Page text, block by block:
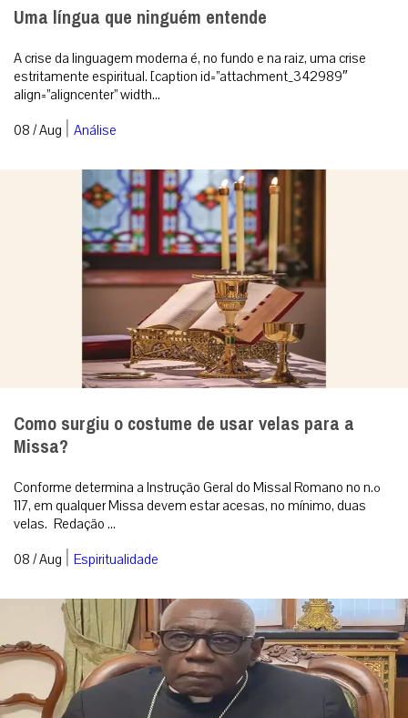
Uma língua que ninguém entende
A crise da linguagem moderna é, no fundo e na raiz, uma crise
estritamente espiritual. [caption id=”attachment_342989″
align=”aligncenter” width...
08 / Aug | Análise
Como surgiu o costume de usar velas para a
Missa?
Conforme determina a Instrução Geral do Missal Romano no n.º
117, em qualquer Missa devem estar acesas, no mínimo, duas
velas. Redação ...
08 / Aug | Espiritualidade